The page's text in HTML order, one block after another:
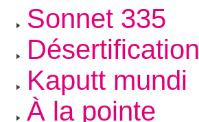
Sonnet 335
Désertification
Kaputt mundi
À la pointe